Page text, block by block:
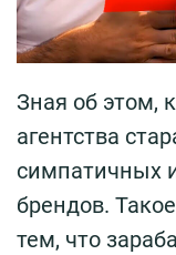
Зная об этом,
агентства
симпатичных
брендов.
тем, что